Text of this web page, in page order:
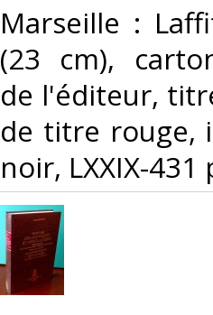
‎Marseille :
(23 cm),
de l'éditeur,
de titre rouge,
noir, LXXIX-431